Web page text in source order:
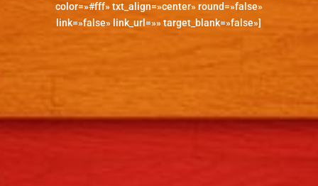
color=»#fff» txt_align=»center» round=»false»
link=»false» link_url=»» target_blank=»false»]